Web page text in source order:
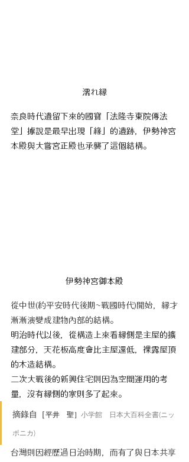
濡れ縁
奈良時代遺留下來的國寶「法隆寺東院傳法
堂」據說是最早出現「緣」的遺跡，伊勢神宮
本殿與大嘗宮正殿也承襲了這個結構。
伊勢神宮御本殿
從中世(約平安時代後期~戰國時代)開始，縁才
漸漸演變成建物內部的結構。
明治時代以後，從構造上來看縁側是主屋的擴
建部分，天花板高度會比主屋還低，裸露屋頂
的木造結構。
二次大戰後的新興住宅則因為空間運用的考
量，沒有縁側的家則多了起來。
摘錄自 ［平井　聖］ 小学館　日本大百科全書(ニッ
ポニカ)
台灣則因經歷過日治時期，而有了與日本共享